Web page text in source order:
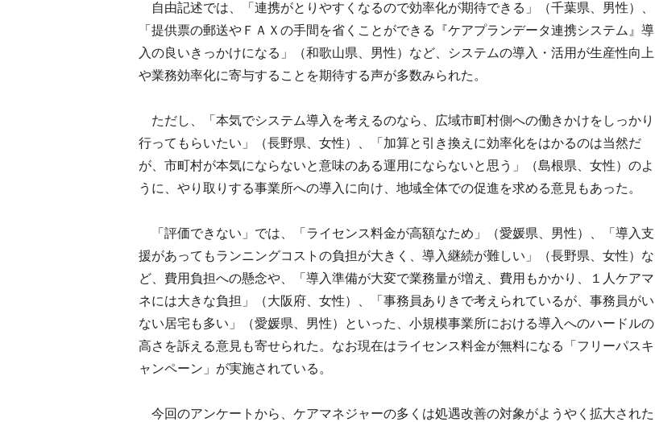
自由記述では、「連携がとりやすくなるので効率化が期待できる」（千葉県、男性）、
「提供票の郵送やＦＡＸの手間を省くことができる『ケアプランデータ連携システム』導
入の良いきっかけになる」（和歌山県、男性）など、システムの導入・活用が生産性向上
や業務効率化に寄与することを期待する声が多数みられた。
ただし、「本気でシステム導入を考えるのなら、広域市町村側への働きかけをしっかり
行ってもらいたい」（長野県、女性）、「加算と引き換えに効率化をはかるのは当然だ
が、市町村が本気にならないと意味のある運用にならないと思う」（島根県、女性）のよ
うに、やり取りする事業所への導入に向け、地域全体での促進を求める意見もあった。
「評価できない」では、「ライセンス料金が高額なため」（愛媛県、男性）、「導入支
援があってもランニングコストの負担が大きく、導入継続が難しい」（長野県、女性）な
ど、費用負担への懸念や、「導入準備が大変で業務量が増え、費用もかかり、１人ケアマ
ネには大きな負担」（大阪府、女性）、「事務員ありきで考えられているが、事務員がい
ない居宅も多い」（愛媛県、男性）といった、小規模事業所における導入へのハードルの
高さを訴える意見も寄せられた。なお現在はライセンス料金が無料になる「フリーパスキ
ャンペーン」が実施されている。
今回のアンケートから、ケアマネジャーの多くは処遇改善の対象がようやく拡大された